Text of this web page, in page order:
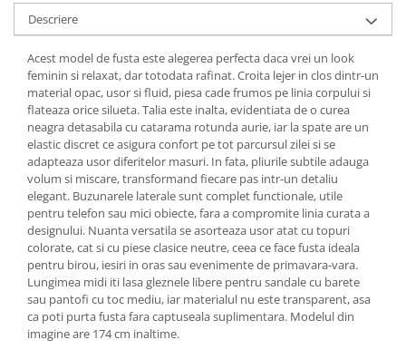
Descriere
Acest model de fusta este alegerea perfecta daca vrei un look
feminin si relaxat, dar totodata rafinat. Croita lejer in clos dintr-un
material opac, usor si fluid, piesa cade frumos pe linia corpului si
flateaza orice silueta. Talia este inalta, evidentiata de o curea
neagra detasabila cu catarama rotunda aurie, iar la spate are un
elastic discret ce asigura confort pe tot parcursul zilei si se
adapteaza usor diferitelor masuri. In fata, pliurile subtile adauga
volum si miscare, transformand fiecare pas intr‑un detaliu
elegant. Buzunarele laterale sunt complet functionale, utile
pentru telefon sau mici obiecte, fara a compromite linia curata a
designului. Nuanta versatila se asorteaza usor atat cu topuri
colorate, cat si cu piese clasice neutre, ceea ce face fusta ideala
pentru birou, iesiri in oras sau evenimente de primavara‑vara.
Lungimea midi iti lasa gleznele libere pentru sandale cu barete
sau pantofi cu toc mediu, iar materialul nu este transparent, asa
ca poti purta fusta fara captuseala suplimentara. Modelul din
imagine are 174 cm inaltime.